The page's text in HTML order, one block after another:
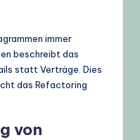
immer
beschreibt das
statt Verträge. Dies
das Refactoring
von